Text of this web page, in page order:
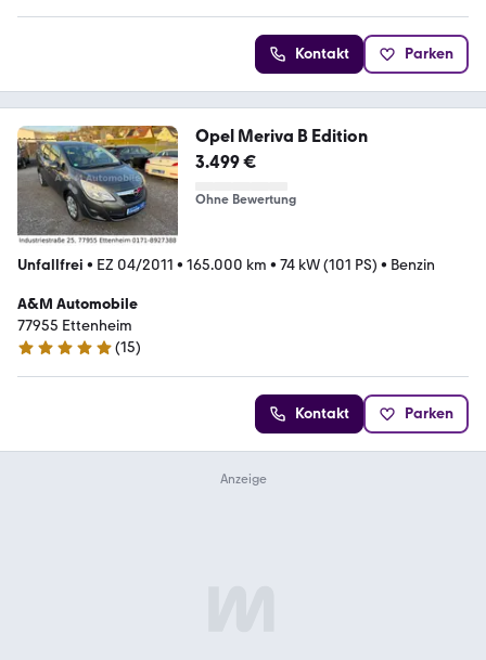
Kontakt Parken
Opel Meriva B Edition
3.499 €
Ohne Bewertung
Unfallfrei • EZ 04/2011 • 165.000 km • 74 kW (101 PS) • Benzin
A&M Automobile
77955 Ettenheim
4.9 Sterne
(15)
Kontakt Parken